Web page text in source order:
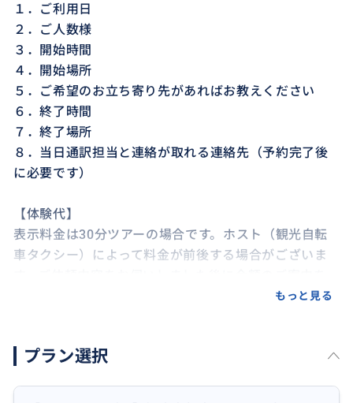
１．ご利用日
２．ご人数様
３．開始時間
４．開始場所
５．ご希望のお立ち寄り先があればお教えください
６．終了時間
７．終了場所
８．当日通訳担当と連絡が取れる連絡先（予約完了後
に必要です）
【体験代】
表示料金は30分ツアーの場合です。ホスト（観光自転
車タクシー）によって料金が前後する場合がございま
https://travel.buyma.com/service/a031301/ic020202
もっと見る
プラン選択